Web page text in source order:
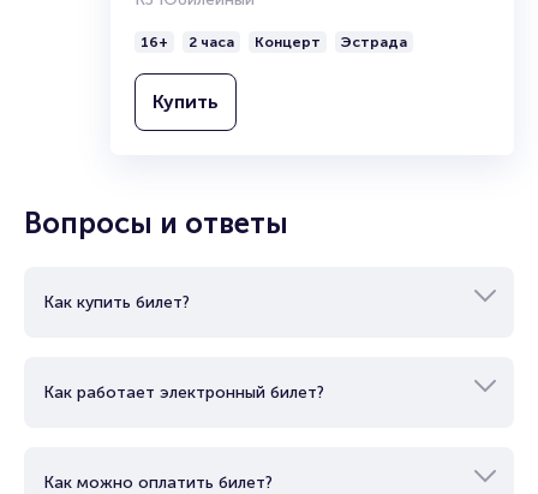
16+ 2 часа Концерт Эстрада
Купить
Вопросы и ответы
Как купить билет?
Как работает электронный билет?
Как можно оплатить билет?